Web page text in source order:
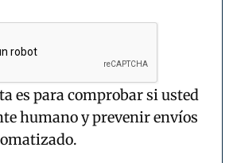
es para comprobar si usted
humano y prevenir envíos